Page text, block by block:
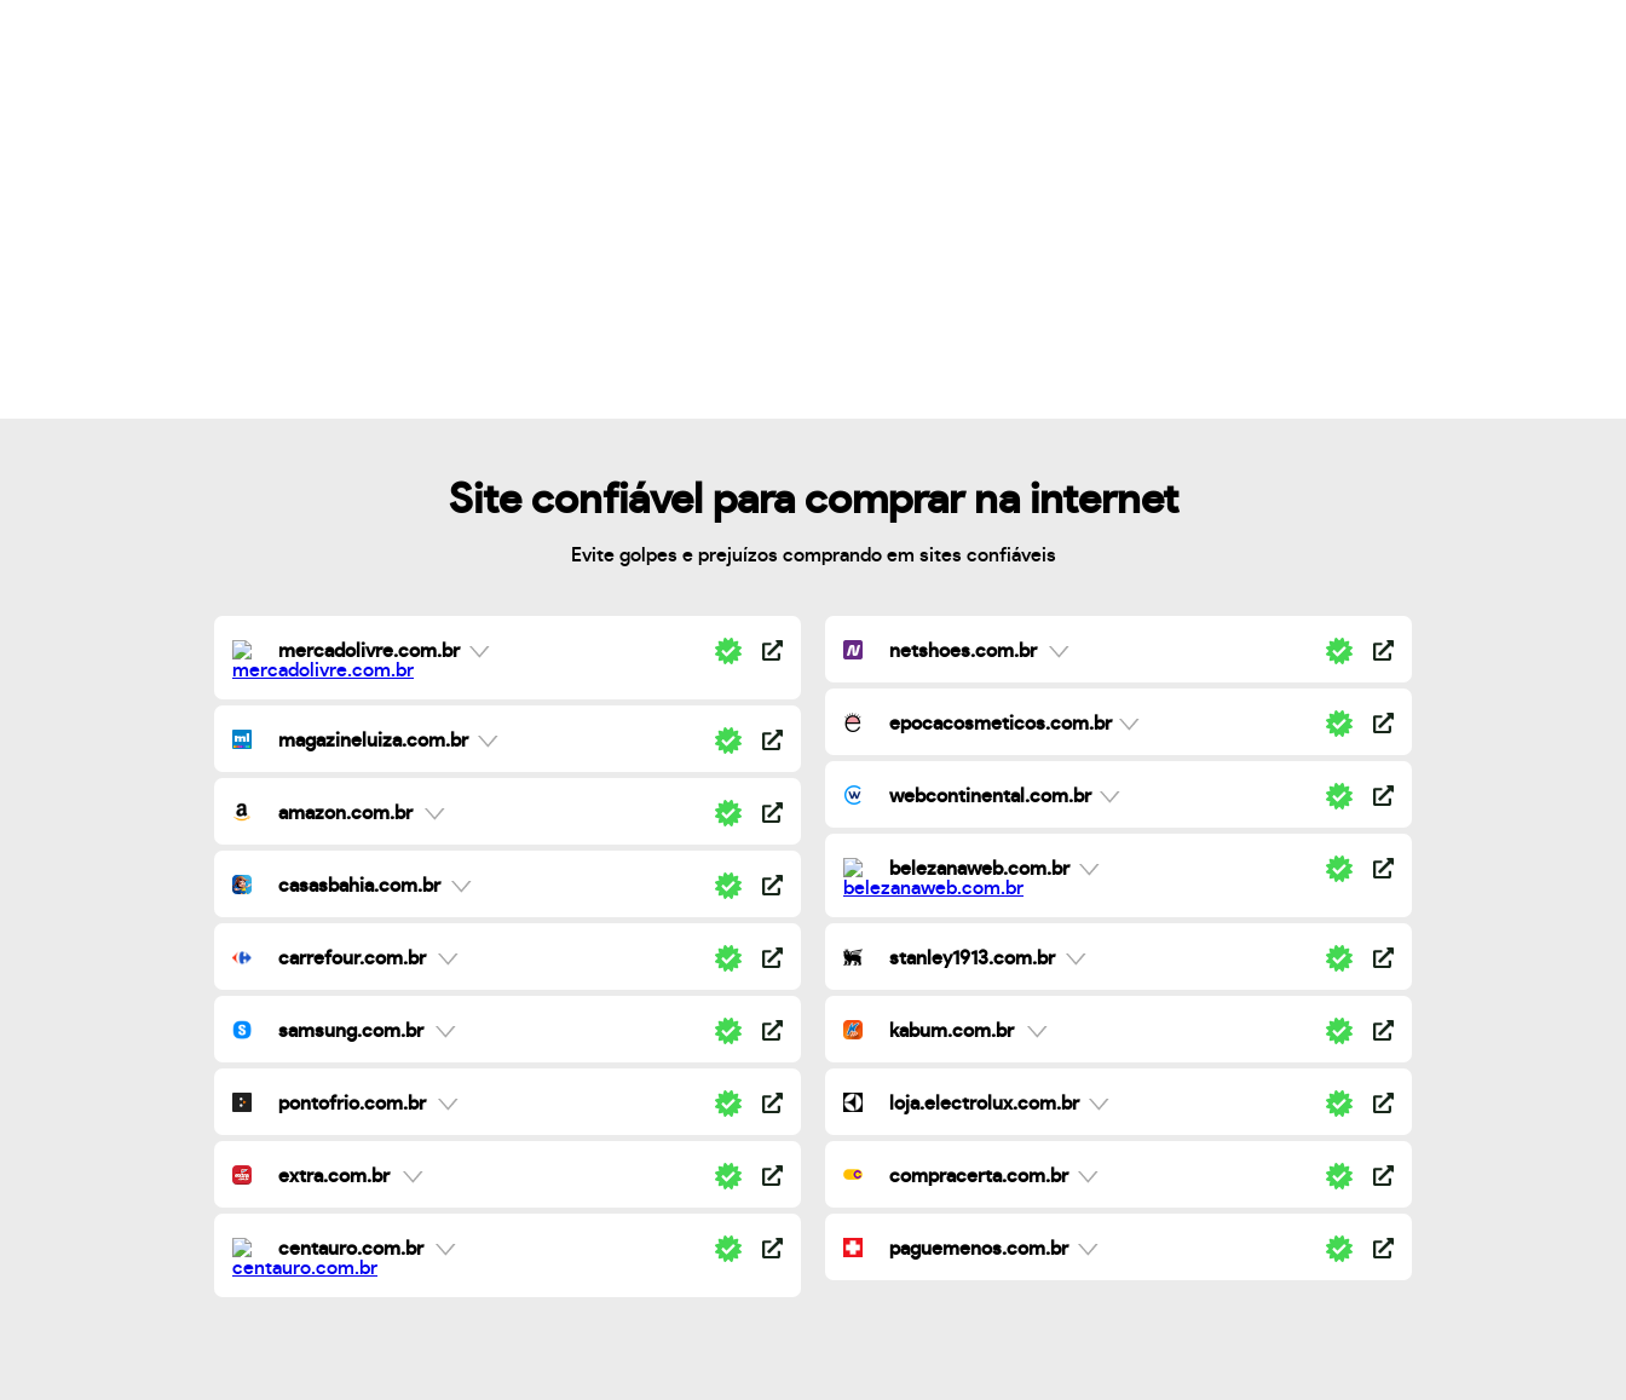
Site confiável para comprar na internet
Evite golpes e prejuízos comprando em sites confiáveis
mercadolivre.com.br
magazineluiza.com.br
amazon.com.br
casasbahia.com.br
carrefour.com.br
samsung.com.br
pontofrio.com.br
extra.com.br
centauro.com.br
netshoes.com.br
epocacosmeticos.com.br
webcontinental.com.br
belezanaweb.com.br
stanley1913.com.br
kabum.com.br
loja.electrolux.com.br
compracerta.com.br
paguemenos.com.br